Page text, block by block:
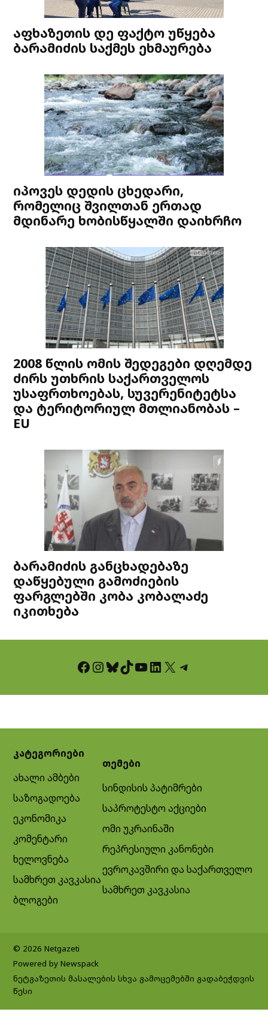
აფხაზეთის დე ფაქტო უწყება
ბარამიძის საქმეს ეხმაურება
იპოვეს დედის ცხედარი,
რომელიც შვილთან ერთად
მდინარე ხობისწყალში დაიხრჩო
2008 წლის ომის შედეგები დღემდე
ძირს უთხრის საქართველოს
უსაფრთხოებას, სუვერენიტეტსა
და ტერიტორიულ მთლიანობას –
EU
ბარამიძის განცხადებაზე
დაწყებული გამოძიების
ფარგლებში კობა კობალაძე
იკითხება
Facebook InstagramBluesky TikTok YouTube LinkedIn X Telegram
კატეგორიები
ახალი ამბები
საზოგადოება
ეკონომიკა
კომენტარი
ხელოვნება
სამხრეთ კავკასია
ბლოგები
თემები
სინდისის პატიმრები
საპროტესტო აქციები
ომი უკრაინაში
რეპრესიული კანონები
ევროკავშირი და საქართველო
სამხრეთ კავკასია
© 2026 Netgazeti
Powered by Newspack
ნეტგაზეთის მასალების სხვა გამოცემებში გადაბეჭდვის
წესი